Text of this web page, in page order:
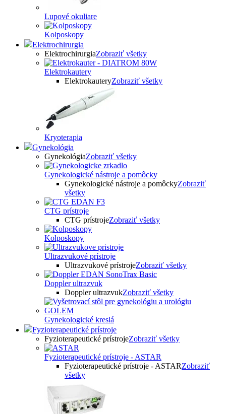
Lupové okuliare
Kolposkopy
Elektrochirurgia
ElektrochirurgiaZobraziť všetky
Elektrokautery
ElektrokauteryZobraziť všetky
Kryoterapia
Gynekológia
GynekológiaZobraziť všetky
Gynekologické nástroje a pomôcky
Gynekologické nástroje a pomôckyZobraziť
všetky
CTG prístroje
CTG prístrojeZobraziť všetky
Kolposkopy
Ultrazvukové prístroje
Ultrazvukové prístrojeZobraziť všetky
Doppler ultrazvuk
Doppler ultrazvukZobraziť všetky
Gynekologické kreslá
Fyzioterapeutické prístroje
Fyzioterapeutické prístrojeZobraziť všetky
Fyzioterapeutické prístroje - ASTAR
Fyzioterapeutické prístroje - ASTARZobraziť
všetky